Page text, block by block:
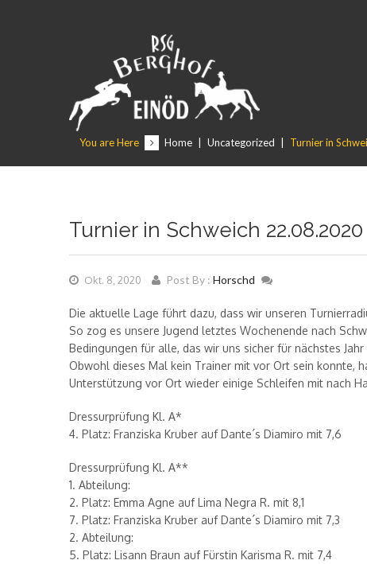
You are Here Home Uncategorized Turnier in
Turnier in Schweich 22.08.2020
Okt. 8, 2020 Post By : Horschd
Die aktuelle Lage führt dazu, dass wir unseren
So zog es unsere Jugend letztes Wochenende nach
Bedingungen für alle, das wir uns sicher für nächstes
Obwohl dieses Mal kein Trainer mit vor Ort sein konnte,
Unterstützung vor Ort wieder einige Schleifen mit nach
Dressurprüfung Kl. A*
4. Platz: Franziska Kruber auf Dante´s Diamiro mit 7,6
Dressurprüfung Kl. A**
1. Abteilung:
2. Platz: Emma Agne auf Lima Negra R. mit 8,1
7. Platz: Franziska Kruber auf Dante´s Diamiro mit 7,3
2. Abteilung:
5. Platz: Lisann Braun auf Fürstin Karisma R. mit 7,4